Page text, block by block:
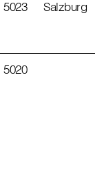
5023 Salzburg
5020